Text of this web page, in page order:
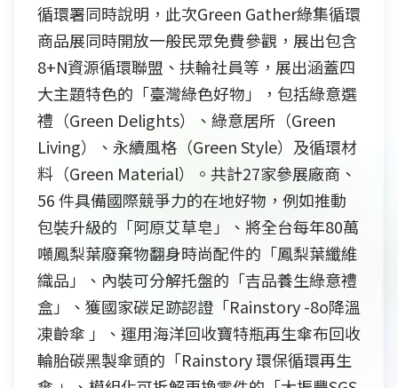
循環署同時說明，此次Green Gather綠集循環
商品展同時開放一般民眾免費參觀，展出包含
8+N資源循環聯盟、扶輪社員等，展出涵蓋四
大主題特色的「臺灣綠色好物」，包括綠意選
禮（Green Delights）、綠意居所（Green
Living）、永續風格（Green Style）及循環材
料（Green Material）。共計27家參展廠商、
56 件具備國際競爭力的在地好物，例如推動
包裝升級的「阿原艾草皂」、將全台每年80萬
噸鳳梨葉廢棄物翻身時尚配件的「鳳梨葉纖維
織品」、內裝可分解托盤的「吉品養生綠意禮
盒」、獲國家碳足跡認證「Rainstory -8o降溫
凍齡傘 」、運用海洋回收寶特瓶再生傘布回收
輪胎碳黑製傘頭的「Rainstory 環保循環再生